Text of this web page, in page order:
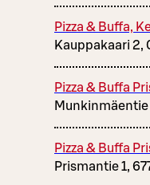
Pizza & Buffa,
Kauppakaari 2,
Pizza & Buffa
Pizza & Buffa
Prismantie 1,